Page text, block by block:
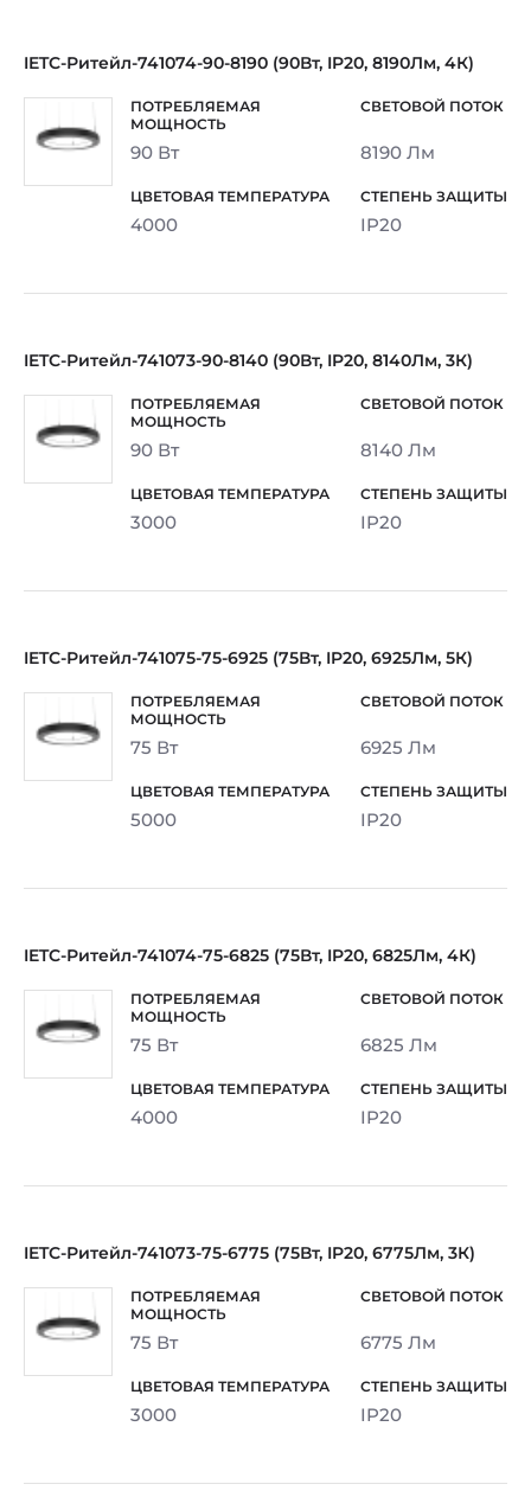
IETC-Ритейл-741074-90-8190 (90Вт, IP20, 8190Лм, 4К)
90 Вт 8190 Лм
4000 IP20
IETC-Ритейл-741073-90-8140 (90Вт, IP20, 8140Лм, 3К)
90 Вт 8140 Лм
3000 IP20
IETC-Ритейл-741075-75-6925 (75Вт, IP20, 6925Лм, 5К)
75 Вт 6925 Лм
5000 IP20
IETC-Ритейл-741074-75-6825 (75Вт, IP20, 6825Лм, 4К)
75 Вт 6825 Лм
4000 IP20
IETC-Ритейл-741073-75-6775 (75Вт, IP20, 6775Лм, 3К)
75 Вт 6775 Лм
3000 IP20